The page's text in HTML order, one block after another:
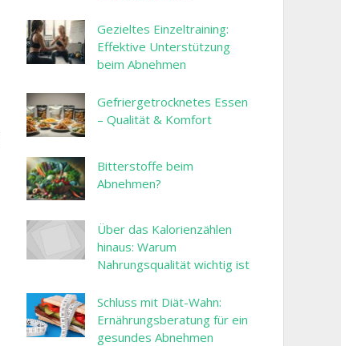
Gezieltes Einzeltraining:
Effektive Unterstützung
beim Abnehmen
Gefriergetrocknetes Essen
– Qualität & Komfort
Bitterstoffe beim
Abnehmen?
Über das Kalorienzählen
hinaus: Warum
Nahrungsqualität wichtig ist
Schluss mit Diät-Wahn:
Ernährungsberatung für ein
gesundes Abnehmen